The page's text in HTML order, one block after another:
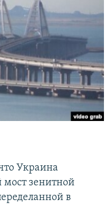
Украина
мост зенитной
в